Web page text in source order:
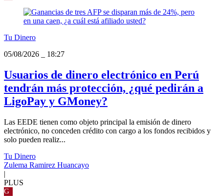
Tu Dinero
05/08/2026
18:27
Usuarios de dinero electrónico en Perú
tendrán más protección, ¿qué pedirán a
LigoPay y GMoney?
Las EEDE tienen como objeto principal la emisión de dinero
electrónico, no conceden crédito con cargo a los fondos recibidos y
solo pueden realiz...
Tu Dinero
Zulema Ramirez Huancayo
|
PLUS
G